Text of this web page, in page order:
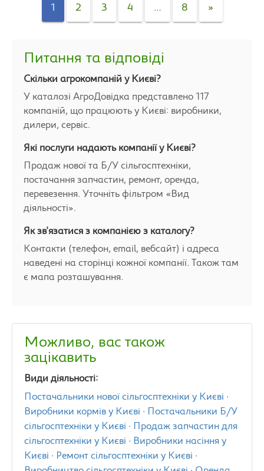
1 2 3 4 … 8 »
Питання та відповіді
Скільки агрокомпаній у Києві?
У каталозі АгроДовідка представлено 117
компаній, що працюють у Києві: виробники,
дилери, сервіс.
Які послуги надають компанії у Києві?
Продаж нової та Б/У сільгосптехніки,
постачання запчастин, ремонт, оренда,
перевезення. Уточніть фільтром «Вид
діяльності».
Як зв'язатися з компанією з каталогу?
Контакти (телефон, email, вебсайт) і адреса
наведені на сторінці кожної компанії. Також там
є мапа розташування.
Можливо, вас також
зацікавить
Види діяльності:
Постачальники нової сільгосптехніки у Києві ·
Виробники кормів у Києві ·
Постачальники Б/У
сільгосптехніки у Києві ·
Продаж запчастин для
сільгосптехніки у Києві · Виробники насіння у
Києві · Ремонт сільгосптехніки у Києві ·